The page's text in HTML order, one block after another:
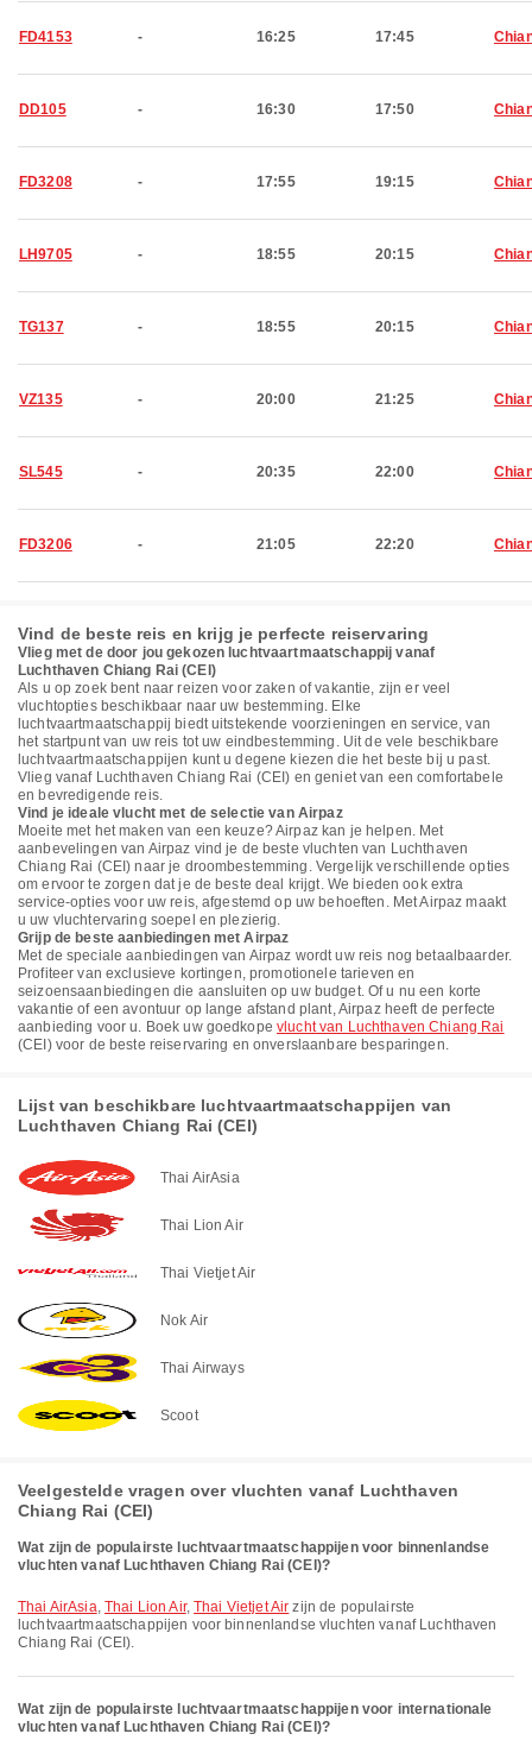
FD4153 - 16:25 17:45
DD105 - 16:30 17:50
FD3208 - 17:55 19:15
LH9705 - 18:55 20:15
TG137 - 18:55 20:15
VZ135 - 20:00 21:25
SL545 - 20:35 22:00
FD3206 - 21:05 22:20
Vind de beste reis en krijg je perfecte reiservaring
Vlieg met de door jou gekozen luchtvaartmaatschappij vanaf
Luchthaven Chiang Rai (CEI)
Als u op zoek bent naar reizen voor zaken of vakantie, zijn er veel
vluchtopties beschikbaar naar uw bestemming. Elke
luchtvaartmaatschappij biedt uitstekende voorzieningen en service, van
het startpunt van uw reis tot uw eindbestemming. Uit de vele beschikbare
luchtvaartmaatschappijen kunt u degene kiezen die het beste bij u past.
Vlieg vanaf Luchthaven Chiang Rai (CEI) en geniet van een comfortabele
en bevredigende reis.
Vind je ideale vlucht met de selectie van Airpaz
Moeite met het maken van een keuze? Airpaz kan je helpen. Met
aanbevelingen van Airpaz vind je de beste vluchten van Luchthaven
Chiang Rai (CEI) naar je droombestemming. Vergelijk verschillende opties
om ervoor te zorgen dat je de beste deal krijgt. We bieden ook extra
service-opties voor uw reis, afgestemd op uw behoeften. Met Airpaz maakt
u uw vluchtervaring soepel en plezierig.
Grijp de beste aanbiedingen met Airpaz
Met de speciale aanbiedingen van Airpaz wordt uw reis nog betaalbaarder.
Profiteer van exclusieve kortingen, promotionele tarieven en
seizoensaanbiedingen die aansluiten op uw budget. Of u nu een korte
vakantie of een avontuur op lange afstand plant, Airpaz heeft de perfecte
aanbieding voor u. Boek uw goedkopevlucht van Luchthaven Chiang Rai
(CEI) voor de beste reiservaring en onverslaanbare besparingen.
Lijst van beschikbare luchtvaartmaatschappijen van
Luchthaven Chiang Rai (CEI)
Thai AirAsia
Thai Lion Air
Thai Vietjet Air
Nok Air
Thai Airways
Scoot
Veelgestelde vragen over vluchten vanaf Luchthaven
Chiang Rai (CEI)
Wat zijn de populairste luchtvaartmaatschappijen voor binnenlandse
vluchten vanaf Luchthaven Chiang Rai (CEI)?
Thai AirAsia, Thai Lion Air,Thai Vietjet Air zijn de populairste
luchtvaartmaatschappijen voor binnenlandse vluchten vanaf Luchthaven
Chiang Rai (CEI).
Wat zijn de populairste luchtvaartmaatschappijen voor internationale
vluchten vanaf Luchthaven Chiang Rai (CEI)?